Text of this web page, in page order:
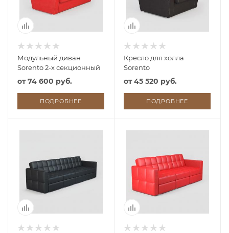
Модульный диван
Sorento 2-х секционный
от74 600 руб.
ПОДРОБНЕЕ
Кресло для холла
Sorento
от45 520 руб.
ПОДРОБНЕЕ